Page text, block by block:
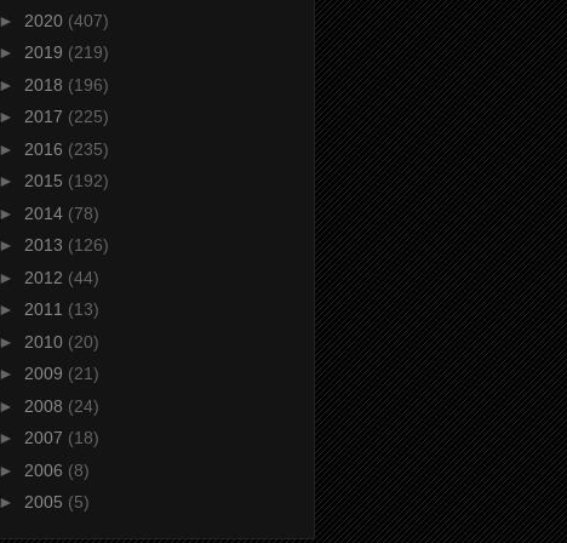
► 2020 (407)
► 2019 (219)
► 2018 (196)
► 2017 (225)
► 2016 (235)
► 2015 (192)
► 2014 (78)
► 2013 (126)
► 2012 (44)
► 2011 (13)
► 2010 (20)
► 2009 (21)
► 2008 (24)
► 2007 (18)
► 2006 (8)
► 2005 (5)